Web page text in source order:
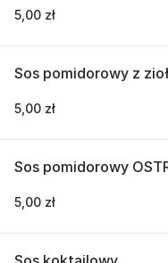
5,00 zł
Sos pomidorowy z
5,00 zł
Sos pomidorowy
5,00 zł